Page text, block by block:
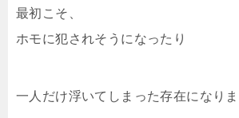
最初こそ、
ホモに犯されそうになったり
一人だけ浮いてしまった存在になり